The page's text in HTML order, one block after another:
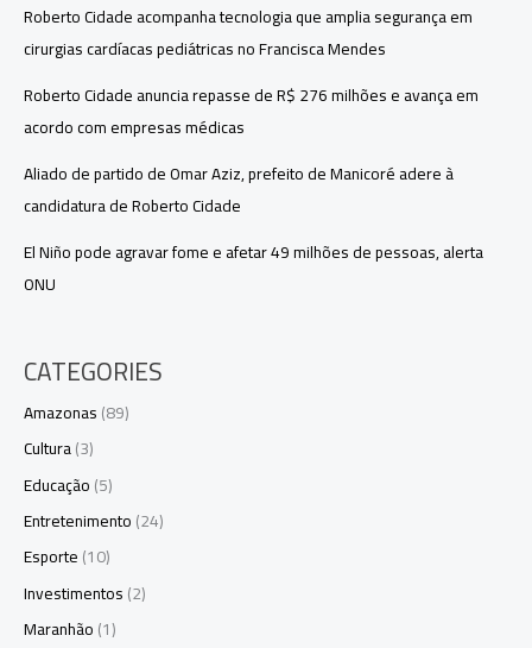
Roberto Cidade acompanha tecnologia que amplia segurança em
cirurgias cardíacas pediátricas no Francisca Mendes
Roberto Cidade anuncia repasse de R$ 276 milhões e avança em
acordo com empresas médicas
Aliado de partido de Omar Aziz, prefeito de Manicoré adere à
candidatura de Roberto Cidade
El Niño pode agravar fome e afetar 49 milhões de pessoas, alerta
ONU
CATEGORIES
Amazonas(89)
Cultura(3)
Educação(5)
Entretenimento(24)
Esporte(10)
Investimentos(2)
Maranhão(1)